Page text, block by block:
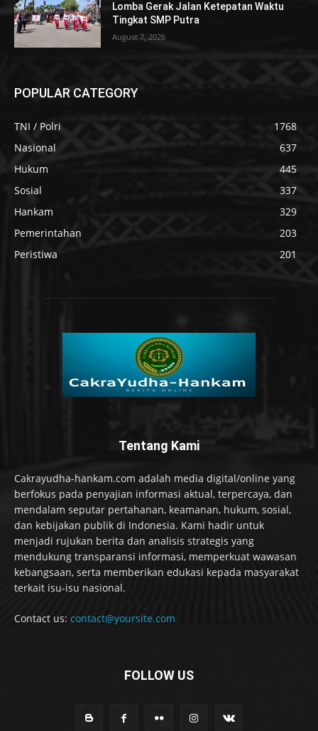
Lomba Gerak Jalan Ketepatan Waktu
Tingkat SMP Putra
August 7, 2026
POPULAR CATEGORY
TNI / Polri
1768
Nasional
637
Hukum
445
Sosial
337
Hankam
329
Pemerintahan
203
Peristiwa
201
Tentang Kami
Cakrayudha-hankam.com adalah media digital/online yang
berfokus pada penyajian informasi aktual, terpercaya, dan
mendalam seputar pertahanan, keamanan, hukum, sosial,
dan kebijakan publik di Indonesia. Kami hadir untuk
menjadi rujukan berita dan analisis strategis yang
mendukung transparansi informasi, memperkuat wawasan
kebangsaan, serta memberikan edukasi kepada masyarakat
terkait isu-isu nasional.
Contact us: contact@yoursite.com
FOLLOW US